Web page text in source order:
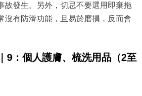
故發生。另外，切忌不要選用即棄拖
沒有防滑功能，且易於磨損，反而會
9：個人護膚、梳洗用品（2至